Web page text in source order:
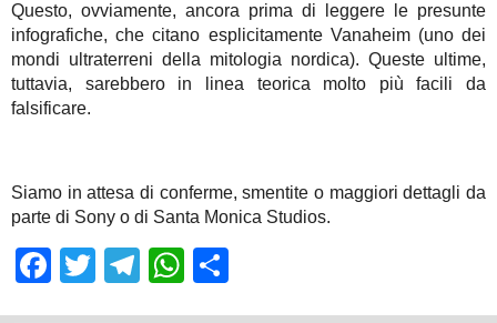
Questo, ovviamente, ancora prima di leggere le presunte
infografiche, che citano esplicitamente Vanaheim (uno dei
mondi ultraterreni della mitologia nordica). Queste ultime,
tuttavia, sarebbero in linea teorica molto più facili da
falsificare.
Siamo in attesa di conferme, smentite o maggiori dettagli da
parte di Sony o di Santa Monica Studios.
Facebook
TwitterTelegram
WhatsApp